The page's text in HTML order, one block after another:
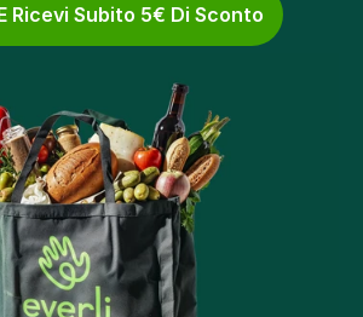
Ricevi Subito 5€ Di Sconto